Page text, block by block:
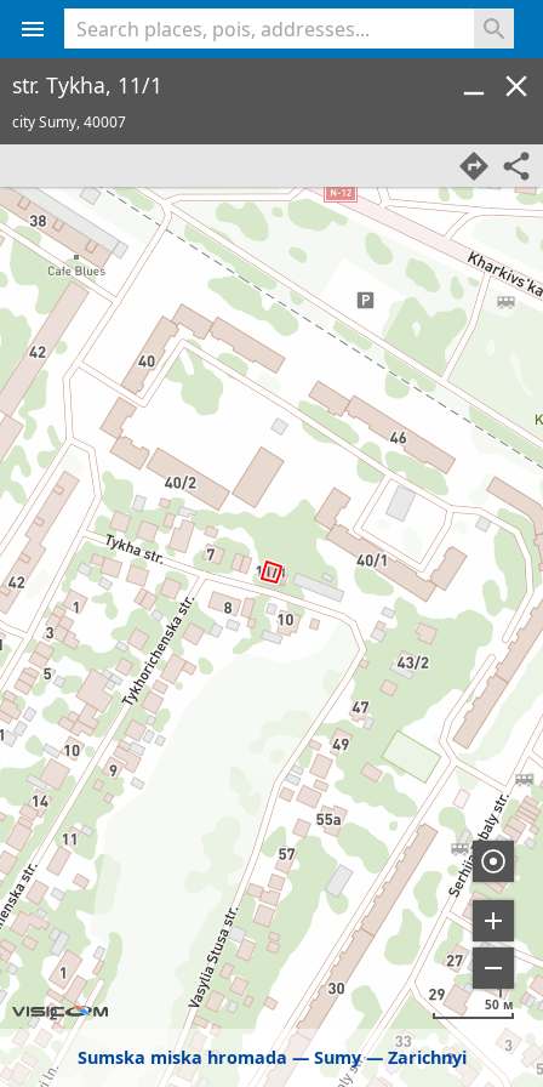
Sumska miska hromada Sumy Zarichnyi
50 м
str. Tykha, 11/1
city Sumy,40007
<% console.log(hcard) %>